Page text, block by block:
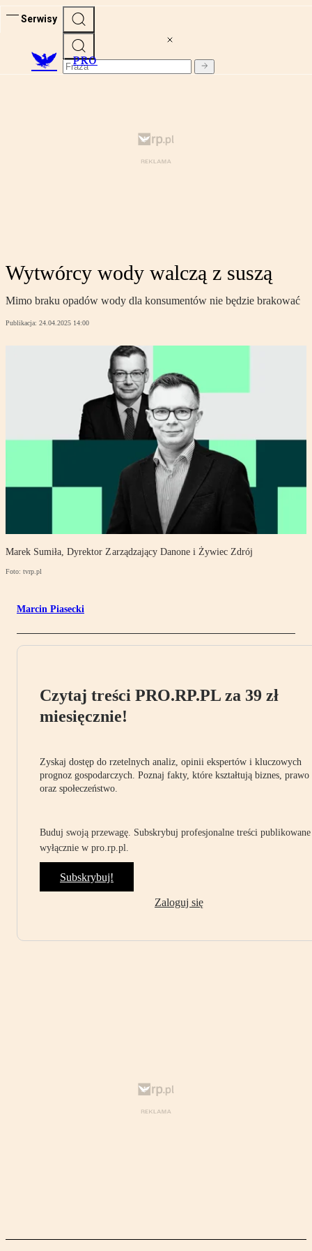
Serwisy
PRO
Wytwórcy wody walczą z suszą
Mimo braku opadów wody dla konsumentów nie będzie brakować
Publikacja: 24.04.2025 14:00
Marek Sumiła, Dyrektor Zarządzający Danone i Żywiec Zdrój
Foto: tvrp.pl
Marcin Piasecki
Czytaj treści PRO.RP.PL za 39 zł
miesięcznie!
Zyskaj dostęp do rzetelnych analiz, opinii ekspertów i kluczowych
prognoz gospodarczych. Poznaj fakty, które kształtują biznes, prawo
oraz społeczeństwo.
Buduj swoją przewagę. Subskrybuj profesjonalne treści publikowane
wyłącznie w pro.rp.pl.
Subskrybuj!
Zaloguj się